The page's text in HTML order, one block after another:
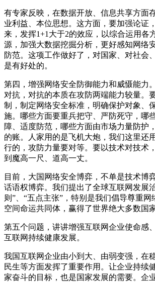
有专家反映，在数据开放、信息共享方面
业利益、本位思想。这方面，要加强论证
来，发挥1+1大于2的效应，以综合运用各
源，加强大数据挖掘分析，更好感知网络
防范。这项工作做好了，对国家、对社会
是有好处的。
第四，增强网络安全防御能力和威慑能力
对抗，对抗的本质在攻防两端能力较量。
制，制定网络安全标准，明确保护对象、
施。哪些方面要重兵把守、严防死守，哪
障、适度防范，哪些方面由市场力量防护
的账。人家用的是飞机大炮，我们这里还
行的，攻防力量要对等。要以技术对技术
到魔高一尺、道高一丈。
目前，大国网络安全博弈，不单是技术博
话语权博弈。我们提出了全球互联网发展
则”、“五点主张”，特别是我们倡导尊重
空间命运共同体，赢得了世界绝大多数国
第五个问题，讲讲增强互联网企业使命感
互联网持续健康发展。
我国互联网企业由小到大、由弱变强，在
民生等方面发挥了重要作用。让企业持续
家奋斗的目标，也是国家发展的需要。企